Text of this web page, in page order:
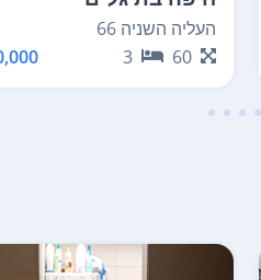
העליה השניה 66
60
3
₪